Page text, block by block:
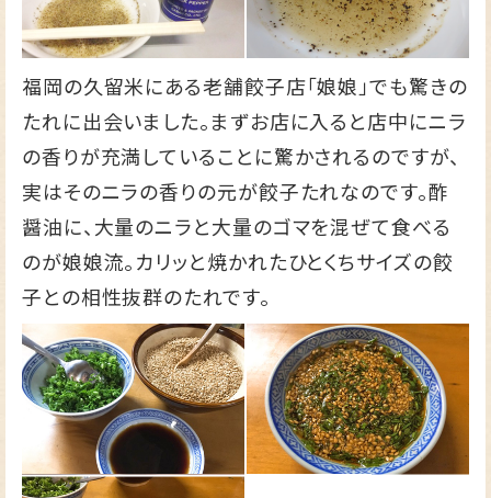
福岡の久留米にある老舗餃子店「娘娘」でも驚きの
たれに出会いました。まずお店に入ると店中にニラ
の香りが充満していることに驚かされるのですが、
実はそのニラの香りの元が餃子たれなのです。酢
醤油に、大量のニラと大量のゴマを混ぜて食べる
のが娘娘流。カリッと焼かれたひとくちサイズの餃
子との相性抜群のたれです。